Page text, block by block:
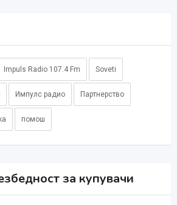
Impuls Radio 107.4 Fm Soveti
Импулс радио Партнерство
помош
за купувачи